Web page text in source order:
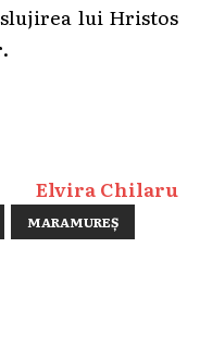
lui Hristos
Elvira Chilaru
MARAMUREȘ